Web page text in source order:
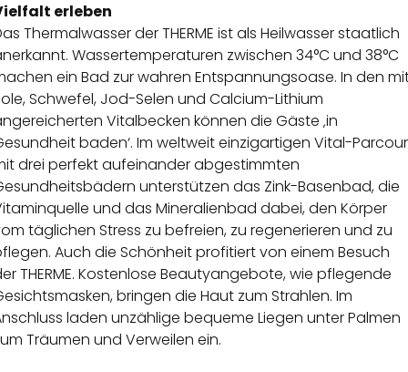
erleben
Thermalwasser der THERME ist als Heilwasser staatlich
Wassertemperaturen zwischen 34°C und 38°C
ein Bad zur wahren Entspannungsoase. In den
Schwefel, Jod-Selen und Calcium-Lithium
Vitalbecken können die Gäste ‚in
baden‘. Im weltweit einzigartigen Vital-
drei perfekt aufeinander abgestimmten
unterstützen das Zink-Basenbad, die
und das Mineralienbad dabei, den Körper
täglichen Stress zu befreien, zu regenerieren und zu
Auch die Schönheit profitiert von einem Besuch
THERME. Kostenlose Beautyangebote, wie pflegende
bringen die Haut zum Strahlen. Im
laden unzählige bequeme Liegen unter Palmen
Träumen und Verweilen ein.